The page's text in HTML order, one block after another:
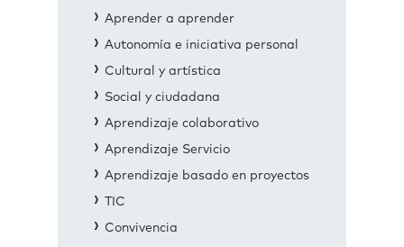
Aprender a aprender
Autonomía e iniciativa personal
Cultural y artística
Social y ciudadana
Aprendizaje colaborativo
Aprendizaje Servicio
Aprendizaje basado en proyectos
TIC
Convivencia